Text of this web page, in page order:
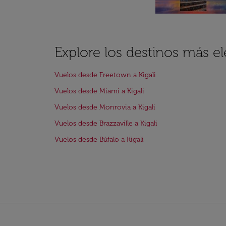
Explore los destinos más
Vuelos desde Freetown a Kigali
Vuelos desde Miami a Kigali
Vuelos desde Monrovia a Kigali
Vuelos desde Brazzaville a Kigali
Vuelos desde Búfalo a Kigali